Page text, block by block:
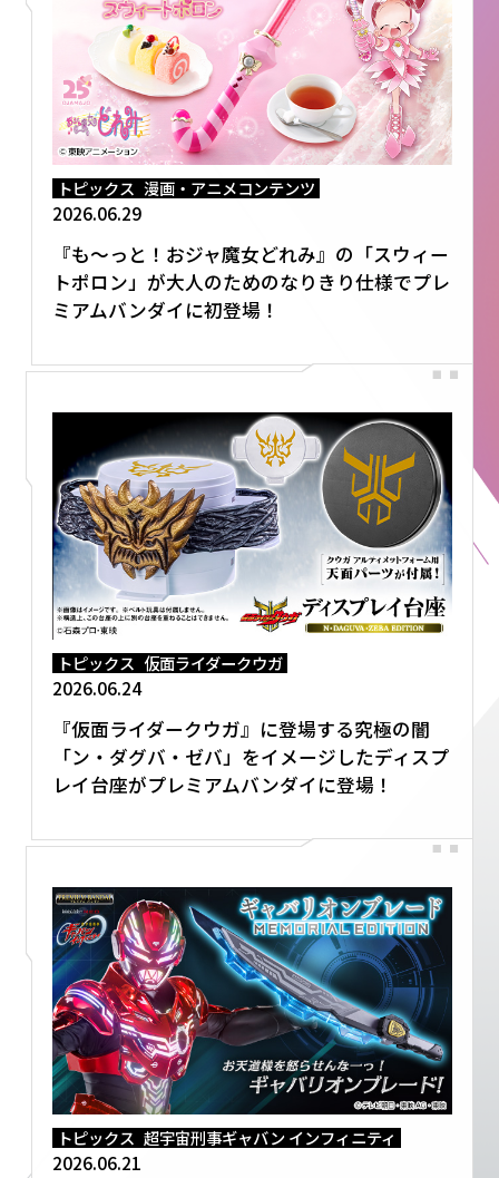
トピックス 漫画・アニメコンテンツ
2026.06.29
『も～っと！おジャ魔女どれみ』の「スウィー
トポロン」が大人のためのなりきり仕様でプレ
ミアムバンダイに初登場！
トピックス 仮面ライダークウガ
2026.06.24
『仮面ライダークウガ』に登場する究極の闇
「ン・ダグバ・ゼバ」をイメージしたディスプ
レイ台座がプレミアムバンダイに登場！
トピックス 超宇宙刑事ギャバン インフィニティ
2026.06.21